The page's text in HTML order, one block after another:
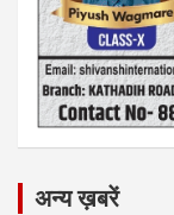
अन्य ख़बरें